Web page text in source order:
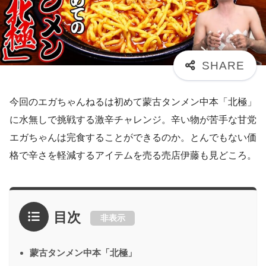
今回のエガちゃんねるは初めて蒙古タンメン中本「北極」
に水無しで挑戦する激辛チャレンジ。辛い物が苦手な甘党
エガちゃんは完食することができるのか。とんでもない価
格で辛さを軽減するアイテムを売る売店伊藤も見どころ。
目次 非表示
蒙古タンメン中本「北極」